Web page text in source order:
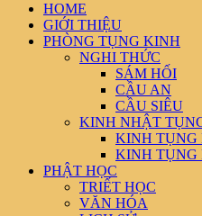
HOME
GIỚI THIỆU
PHÒNG TỤNG KINH
NGHI THỨC
SÁM HỐI
CẦU AN
CẦU SIÊU
KINH NHẬT
KINH TỤNG
KINH TỤNG
PHẬT HỌC
TRIẾT HỌC
VĂN HÓA